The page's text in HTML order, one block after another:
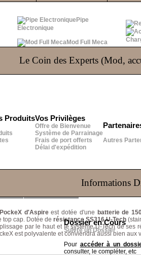
Pipe
Electronique
Mod Full Meca
Le Coin des Experts (Mod,
ProduitsVos Privilèges
Offre de Bienvenue
Système de Parrainage
Frais de port offerts
Délai d'expédition
Autres
Informations
Dossier en Cours
Suivre un Dossier
Pour accéder à un
consulter, le compléter, etc
PockeX d'Aspireest dotée d'une batterie de
top cap. Dotée de résistance SS316 U-Tech
par le haut et le système U-Tech de ses
est polyvalente et conviendra aussi bien aux